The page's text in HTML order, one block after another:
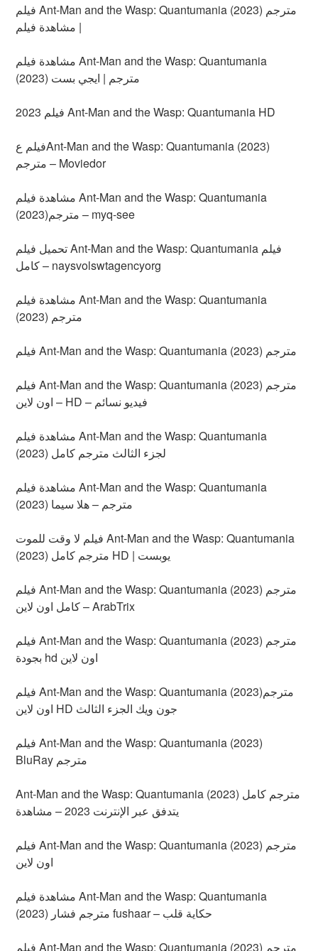
فيلم Ant-Man and the Wasp: Quantumania (2023) مترجم
| مشاهدة فيلم
مشاهدة فيلم Ant-Man and the Wasp: Quantumania
(2023) مترجم | ايجي بست
فيلم 2023 Ant-Man and the Wasp: Quantumania HD
فيلم عAnt-Man and the Wasp: Quantumania (2023)
مترجم – Moviedor
مشاهدة فيلم Ant-Man and the Wasp: Quantumania
(2023)مترجم – myq-see
تحميل فيلم Ant-Man and the Wasp: Quantumania فيلم
كامل – naysvolswtagencyorg
مشاهدة فيلم Ant-Man and the Wasp: Quantumania
(2023) مترجم
فيلم Ant-Man and the Wasp: Quantumania (2023) مترجم
فيلم Ant-Man and the Wasp: Quantumania (2023) مترجم
اون لاين – HD – فيديو نسائم
مشاهدة فيلم Ant-Man and the Wasp: Quantumania
(2023) لجزء الثالث مترجم كامل
مشاهدة فيلم Ant-Man and the Wasp: Quantumania
(2023) مترجم – هلا سيما
فيلم لا وقت للموت Ant-Man and the Wasp: Quantumania
(2023) مترجم كامل HD | يوبست
فيلم Ant-Man and the Wasp: Quantumania (2023) مترجم
كامل اون لاين – ArabTrix
فيلم Ant-Man and the Wasp: Quantumania (2023) مترجم
بجودة hd اون لاين
فيلم Ant-Man and the Wasp: Quantumania (2023)مترجم
اون لاين HD جون ويك الجزء الثالث
فيلم Ant-Man and the Wasp: Quantumania (2023)
BluRay مترجم
Ant-Man and the Wasp: Quantumania (2023) مترجم كامل
يتدفق عبر الإنترنت 2023 – مشاهدة
فيلم Ant-Man and the Wasp: Quantumania (2023) مترجم
اون لاين
مشاهدة فيلم Ant-Man and the Wasp: Quantumania
(2023) مترجم فشار fushaar – حكاية قلب
فيلم Ant-Man and the Wasp: Quantumania (2023) مترجم